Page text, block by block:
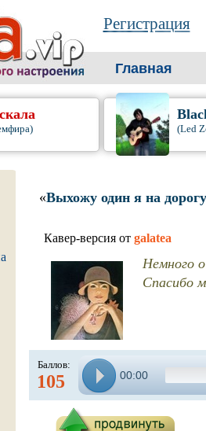
Регистрация
Главная
(Led
«Выхожу один я на дорогу
Кавер-версия от galatea
Немного
Спасибо
Баллов:
105 00:00